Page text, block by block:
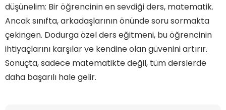
düşünelim: Bir öğrencinin en sevdiği ders, matematik.
Ancak sınıfta, arkadaşlarının önünde soru sormakta
çekingen. Dodurga özel ders eğitmeni, bu öğrencinin
ihtiyaçlarını karşılar ve kendine olan güvenini artırır.
Sonuçta, sadece matematikte değil, tüm derslerde
daha başarılı hale gelir.